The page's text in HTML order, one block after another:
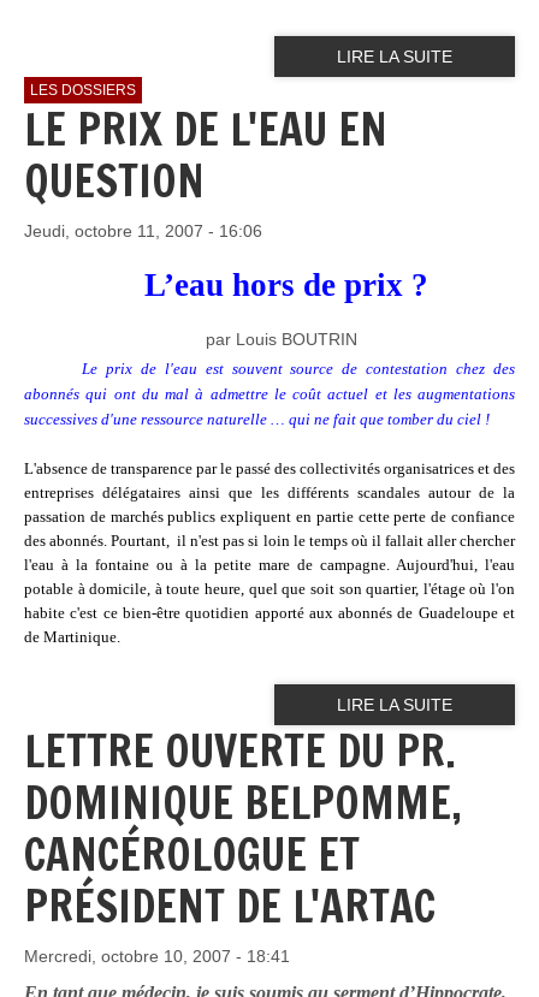
LIRE LA SUITE
LES DOSSIERS
LE PRIX DE L'EAU EN
QUESTION
Jeudi, octobre 11, 2007 - 16:06
L’eau hors de prix ?
par Louis BOUTRIN
Le prix de l'eau est souvent source de contestation chez des
abonnés qui ont du mal à admettre le coût actuel et les augmentations
successives d'une ressource naturelle … qui ne fait que tomber du ciel !
L'absence de transparence par le passé des collectivités organisatrices et des
entreprises délégataires ainsi que les différents scandales autour de la
passation de marchés publics expliquent en partie cette perte de confiance
des abonnés. Pourtant, il n'est pas si loin le temps où il fallait aller chercher
l'eau à la fontaine ou à la petite mare de campagne. Aujourd'hui, l'eau
potable à domicile, à toute heure, quel que soit son quartier, l'étage où l'on
habite c'est ce bien-être quotidien apporté aux abonnés de Guadeloupe et
de Martinique.
LIRE LA SUITE
LETTRE OUVERTE DU PR.
DOMINIQUE BELPOMME,
CANCÉROLOGUE ET
PRÉSIDENT DE L'ARTAC
Mercredi, octobre 10, 2007 - 18:41